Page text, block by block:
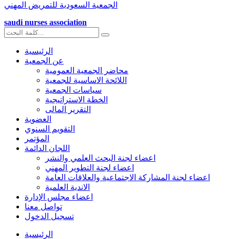
الجمعية السعودية للتمريض المهني
saudi nurses association
الرئيسية
عن الجمعية
محاضر الجمعية العمومية
اللائحة الاساسية للجمعية
سياسات الجمعية
الخطة الاستراتيجية
التقرير المالى
العضوية
التقويم السنوي
المؤتمر
اللجان الدائمة
اعضاء لجنة البحث العلمي والنشر
اعضاء لجنة التطوير المهني
اعضاء لجنة المشاركة الاجتماعية والعلاقات العامة
الاندية العلمية
اعضاء مجلس الإدارة
تواصل معنا
تسجيل الدخول
الرئيسية